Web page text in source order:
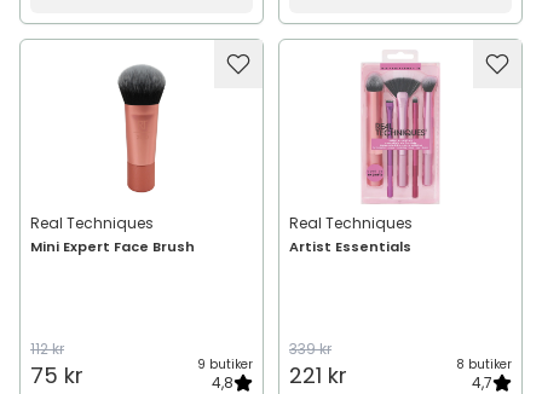
Real Techniques
Mini Expert Face Brush
112 kr
75 kr 9 butiker
4,8
Real Techniques
Artist Essentials
339 kr
221 kr 8 butiker
4,7